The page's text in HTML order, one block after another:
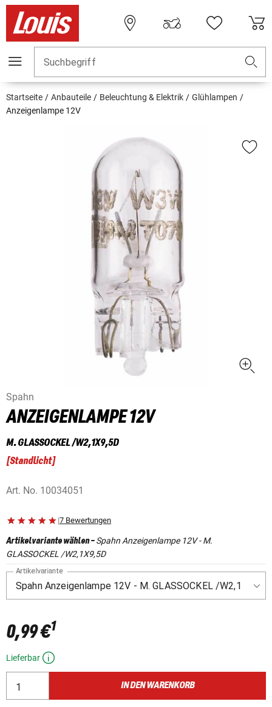
Suchbegriff
Startseite Anbauteile Beleuchtung & Elektrik
Glühlampen
Anzeigenlampe 12V
Spahn
ANZEIGENLAMPE 12V
M. GLASSOCKEL /W2,1X9,5D
[Standlicht]
Art. No. 10034051
|7 Bewertungen
Artikelvariante wählen-Spahn Anzeigenlampe 12V - M.
GLASSOCKEL /W2,1X9,5D
Artikelvariante
0,99 €1
Lieferbar
IN DEN WARENKORB